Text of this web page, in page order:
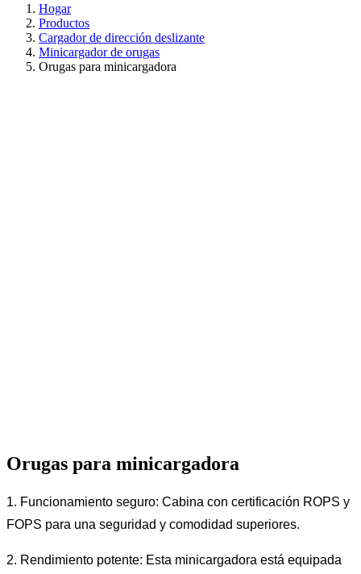
Hogar
Productos
Cargador de dirección deslizante
Minicargador de orugas
Orugas para minicargadora
Orugas para minicargadora
1. Funcionamiento seguro: Cabina con certificación ROPS y
FOPS para una seguridad y comodidad superiores.
2. Rendimiento potente: Esta minicargadora está equipada